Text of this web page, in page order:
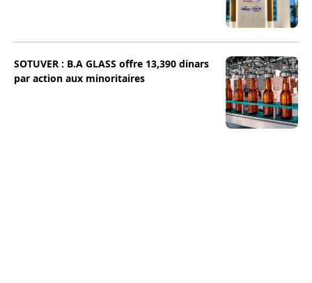
SOTUVER : B.A GLASS offre 13,390 dinars
par action aux minoritaires